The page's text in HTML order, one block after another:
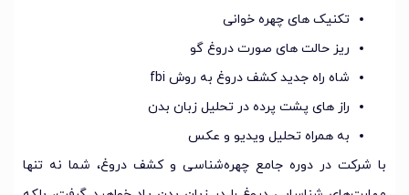
تکنیک های چهره خوانی
ریز حالت های صورت دروغ گو
شاه راه جدید کشف دروغ به روش fbi
راز های پشت پرده در تحلیل زبان بدن
به همراه تحلیل ویدیو و عکس
با شرکت در دوره جامع چهره‌شناسی و کشف دروغ، شما نه تنها